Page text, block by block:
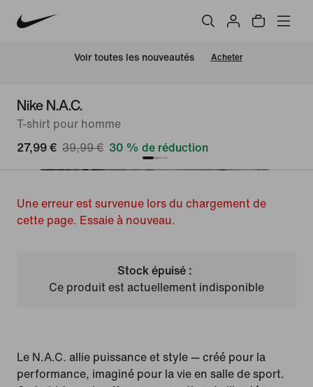
Voir toutes les nouveautés Acheter
Nike N.A.C.
T-shirt pour homme
27,99 € 39,99 € 30 % de réduction
Une erreur est survenue lors du chargement de
cette page. Essaie à nouveau.
Stock épuisé :
Ce produit est actuellement indisponible
Le N.A.C. allie puissance et style — créé pour la
performance, imaginé pour la vie en salle de sport.